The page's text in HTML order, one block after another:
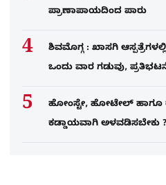
ಪ್ರಾಣಾಪಾಯದಿಂದ ಪಾರು
ಶಿವಮೊಗ್ಗ : ಖಾಸಗಿ
ಒಂದು ವಾರ ಗಡುವು,
ಹೋಂಸ್ಟೇ, ಹೋಟೇಲ್ ಹಾಗೂ
ಕಡ್ಡಾಯವಾಗಿ ಅಳವಡಿಸಬೇಕು